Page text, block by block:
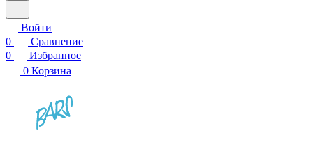
Войти
0
Сравнение
0
Избранное
0 Корзина